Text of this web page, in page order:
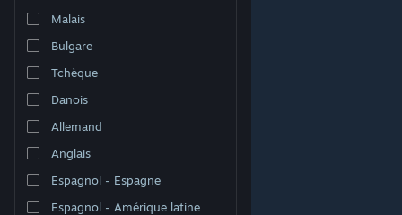
Malais
Bulgare
Tchèque
Danois
Allemand
Anglais
Espagnol - Espagne
Espagnol - Amérique latine